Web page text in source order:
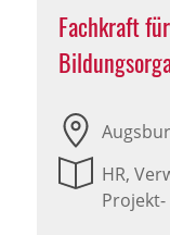
Fachkraft
HR,